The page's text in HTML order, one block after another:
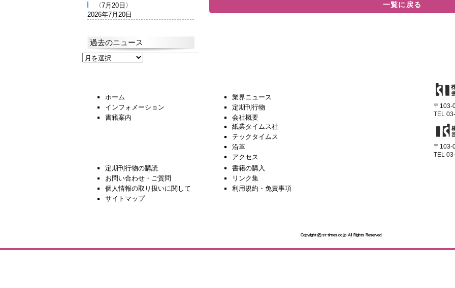
一覧に戻る
〈7月20日〉
2026年7月20日
過去のニュース
過
ホーム
業界ニュース
インフォメーション
定期刊行物
書籍案内
会社概要
紙業タイムス社
テックタイムス
沿革
アクセス
定期刊行物の購読
書籍の購入
お問い合わせ・ご質問
リンク集
個人情報の取り扱いに関して
利用規約・免責事項
サイトマップ
〒103-
TEL
〒103-
TEL